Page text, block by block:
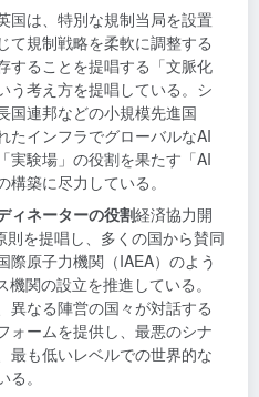
国は、特別な規制当局を設置
て規制戦略を柔軟に調整する
することを提唱する「文脈化
う考え方を提唱している。シ
国連邦などの小規模先進国
たインフラでグローバルなAI
実験場」の役割を果たす「AI
築に尽力している。
ィネーターの役割経済協力開
則を提唱し、多くの国から賛同
際原子力機関（IAEA）のよう
関の設立を推進している。
異なる陣営の国々が対話する
ォームを提供し、最悪のシナ
最も低いレベルでの世界的な
。